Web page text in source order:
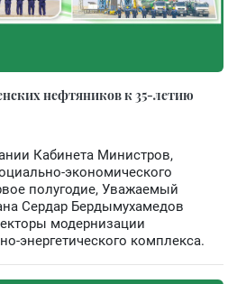
нефтяников к 35-летию
Кабинета Министров,
экономического
полугодие, Уважаемый
Сердар Бердымухамедов
модернизации
энергетического комплекса.